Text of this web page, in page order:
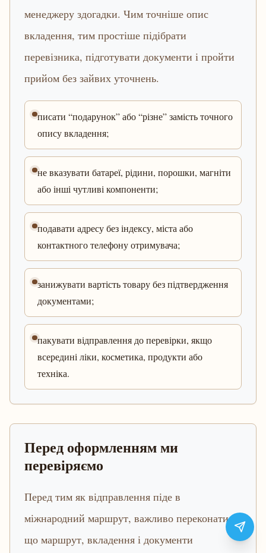
менеджеру здогадки. Чим точніше опис
вкладення, тим простіше підібрати
перевізника, підготувати документи і пройти
прийом без зайвих уточнень.
писати “подарунок” або “різне” замість точного
опису вкладення;
не вказувати батареї, рідини, порошки, магніти
або інші чутливі компоненти;
подавати адресу без індексу, міста або
контактного телефону отримувача;
занижувати вартість товару без підтвердження
документами;
пакувати відправлення до перевірки, якщо
всередині ліки, косметика, продукти або
техніка.
Перед оформленням ми
перевіряємо
Перед тим як відправлення піде в
міжнародний маршрут, важливо переконатися,
що маршрут, вкладення і документи